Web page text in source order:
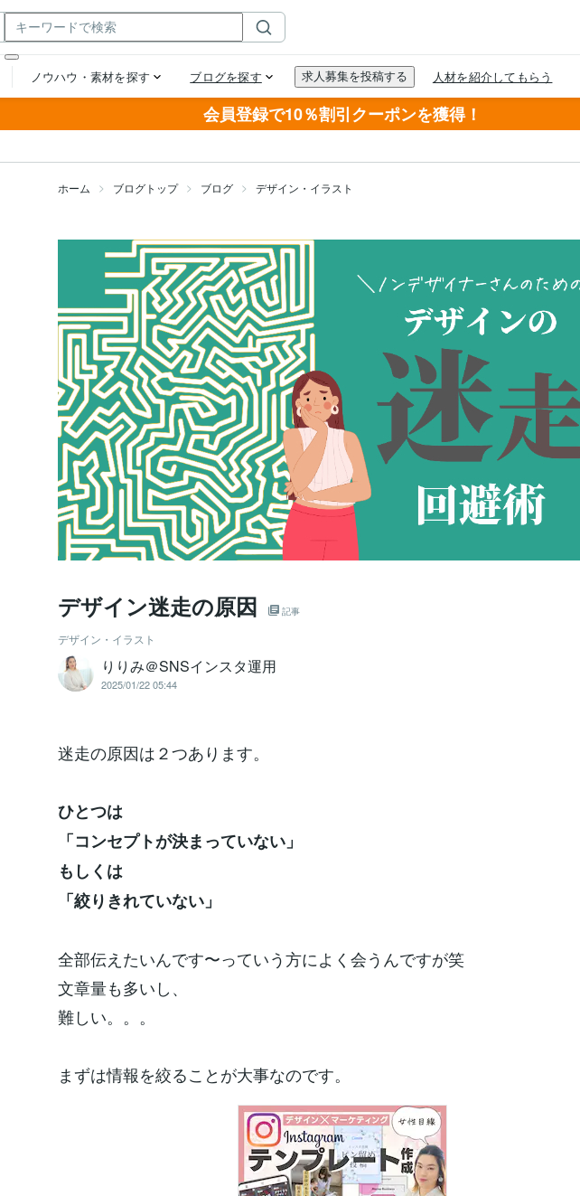
会員登録で10％割引クーポンを獲得！
ホーム ブログトップ ブログ デザイン・イラスト
デザイン迷走の原因 記事
デザイン・イラスト
りりみ＠SNSインスタ運用
2025/01/22 05:44
迷走の原因は２つあります。
ひとつは
「コンセプトが決まっていない」
もしくは
「絞りきれていない」
全部伝えたいんです〜っていう方によく会うんですが笑
文章量も多いし、
難しい。。。
まずは情報を絞ることが大事なのです。